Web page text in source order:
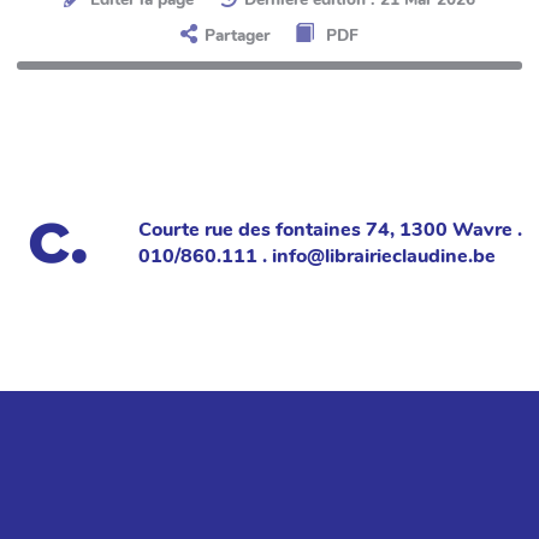
Partager
PDF
Courte rue des fontaines 74, 1300 Wavre .
010/860.111 . info@librairieclaudine.be